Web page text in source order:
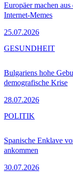
Europäer machen
Internet-Memes
25.07.2026
Bulgariens hohe
demografische Krise
28.07.2026
GESUNDHEIT
Spanische Enklave
ankommen
30.07.2026
POLITIK